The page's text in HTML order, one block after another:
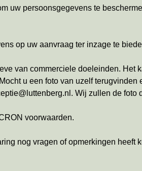
uw persoonsgegevens te
op uw aanvraag ter inzage te
van commerciele doeleinden. Het
u een foto van uzelf
Wij zullen de
voorwaarden.
nog vragen of opmerkingen heeft